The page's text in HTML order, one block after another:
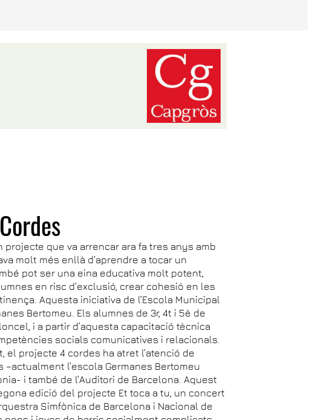
projecte que va arrencar ara fa tres anys amb
molt més enllà d’aprendre a tocar un
pot ser una eina educativa molt potent,
en risc d’exclusió, crear cohesió en les
Aquesta iniciativa de l’Escola Municipal
Bertomeu. Els alumnes de 3r, 4t i 5è de
i a partir d’aquesta capacitació tècnica
socials comunicatives i relacionals.
projecte 4 cordes ha atret l’atenció de
l’escola Germanes Bertomeu
i també de l’Auditori de Barcelona. Aquest
edició del projecte Et toca a tu, un concert
Simfònica de Barcelona i Nacional de